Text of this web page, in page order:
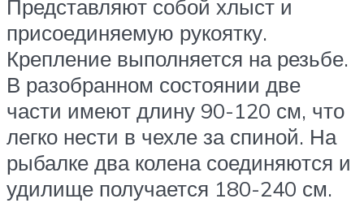
Представляют собой хлыст и
присоединяемую рукоятку.
Крепление выполняется на резьбе.
В разобранном состоянии две
части имеют длину 90-120 см, что
легко нести в чехле за спиной. На
рыбалке два колена соединяются и
удилище получается 180-240 см.